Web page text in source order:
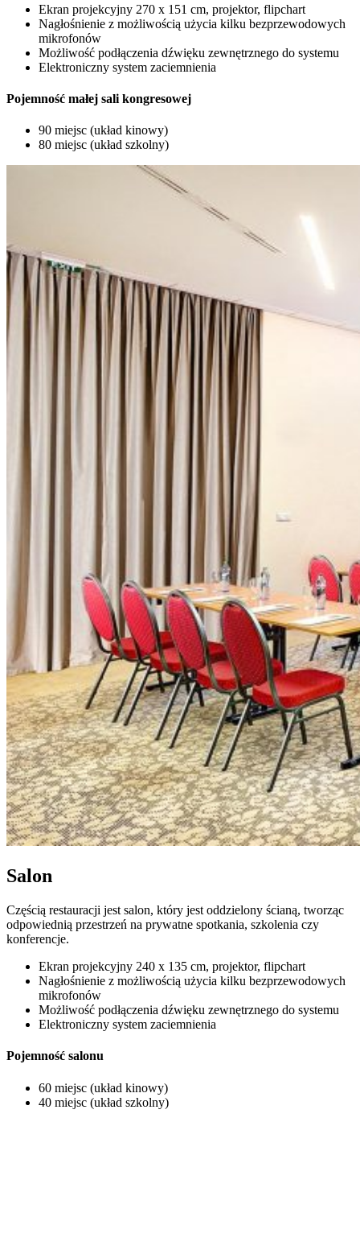
Ekran projekcyjny 270 x 151 cm, projektor, flipchart
Nagłośnienie z możliwością użycia kilku bezprzewodowych
mikrofonów
Możliwość podłączenia dźwięku zewnętrznego do systemu
Elektroniczny system zaciemnienia
Pojemność małej sali kongresowej
90 miejsc (układ kinowy)
80 miejsc (układ szkolny)
Salon
Częścią restauracji jest salon, który jest oddzielony ścianą, tworząc
odpowiednią przestrzeń na prywatne spotkania, szkolenia czy
konferencje.
Ekran projekcyjny 240 x 135 cm, projektor, flipchart
Nagłośnienie z możliwością użycia kilku bezprzewodowych
mikrofonów
Możliwość podłączenia dźwięku zewnętrznego do systemu
Elektroniczny system zaciemnienia
Pojemność salonu
60 miejsc (układ kinowy)
40 miejsc (układ szkolny)